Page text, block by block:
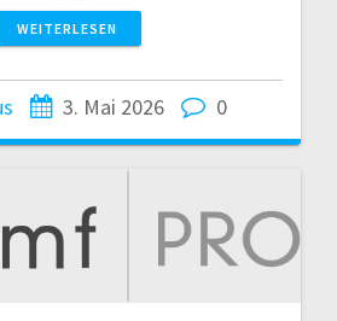
WEITERLESEN
3. Mai 2026 0